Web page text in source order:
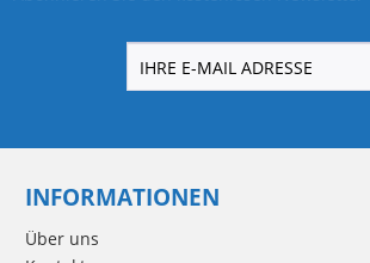
INFORMATIONEN
Über uns